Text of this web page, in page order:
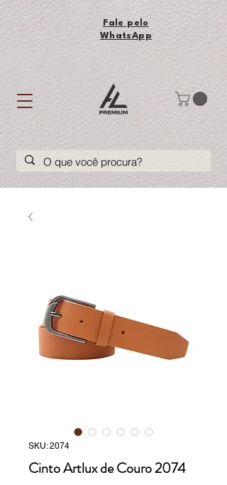
Fale pelo
WhatsApp
SKU: 2074
Cinto Artlux de Couro 2074